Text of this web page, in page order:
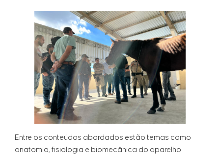
Entre os conteúdos abordados estão temas como
anatomia, fisiologia e biomecânica do aparelho